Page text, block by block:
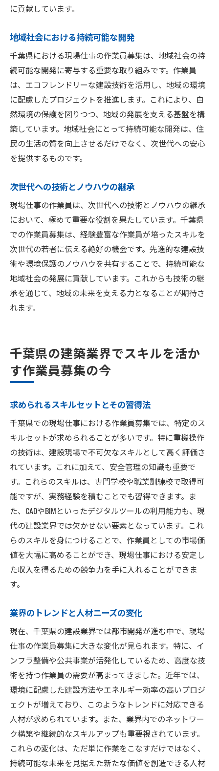
に貢献しています。
地域社会における持続可能な開発
千葉県における現場仕事の作業員募集は、地域社会の持
続可能な開発に寄与する重要な取り組みです。作業員
は、エコフレンドリーな建設技術を活用し、地域の環境
に配慮したプロジェクトを推進します。これにより、自
然環境の保護を図りつつ、地域の発展を支える基盤を構
築しています。地域社会にとって持続可能な開発は、住
民の生活の質を向上させるだけでなく、次世代への安心
を提供するものです。
次世代への技術とノウハウの継承
現場仕事の作業員は、次世代への技術とノウハウの継承
において、極めて重要な役割を果たしています。千葉県
での作業員募集は、経験豊富な作業員が培ったスキルを
次世代の若者に伝える絶好の機会です。先進的な建設技
術や環境保護のノウハウを共有することで、持続可能な
地域社会の発展に貢献しています。これからも技術の継
承を通じて、地域の未来を支える力となることが期待さ
れます。
千葉県の建築業界でスキルを活か
す作業員募集の今
求められるスキルセットとその習得法
千葉県での現場仕事における作業員募集では、特定のス
キルセットが求められることが多いです。特に重機操作
の技術は、建設現場で不可欠なスキルとして高く評価さ
れています。これに加えて、安全管理の知識も重要で
す。これらのスキルは、専門学校や職業訓練校で取得可
能ですが、実務経験を積むことでも習得できます。ま
た、CADやBIMといったデジタルツールの利用能力も、現
代の建設業界では欠かせない要素となっています。これ
らのスキルを身につけることで、作業員としての市場価
値を大幅に高めることができ、現場仕事における安定し
た収入を得るための競争力を手に入れることができま
す。
業界のトレンドと人材ニーズの変化
現在、千葉県の建設業界では都市開発が進む中で、現場
仕事の作業員募集に大きな変化が見られます。特に、イ
ンフラ整備や公共事業が活発化しているため、高度な技
術を持つ作業員の需要が高まってきました。近年では、
環境に配慮した建設方法やエネルギー効率の高いプロジ
ェクトが増えており、このようなトレンドに対応できる
人材が求められています。また、業界内でのネットワー
ク構築や継続的なスキルアップも重要視されています。
これらの変化は、ただ単に作業をこなすだけではなく、
持続可能な未来を見据えた新たな価値を創造できる人材